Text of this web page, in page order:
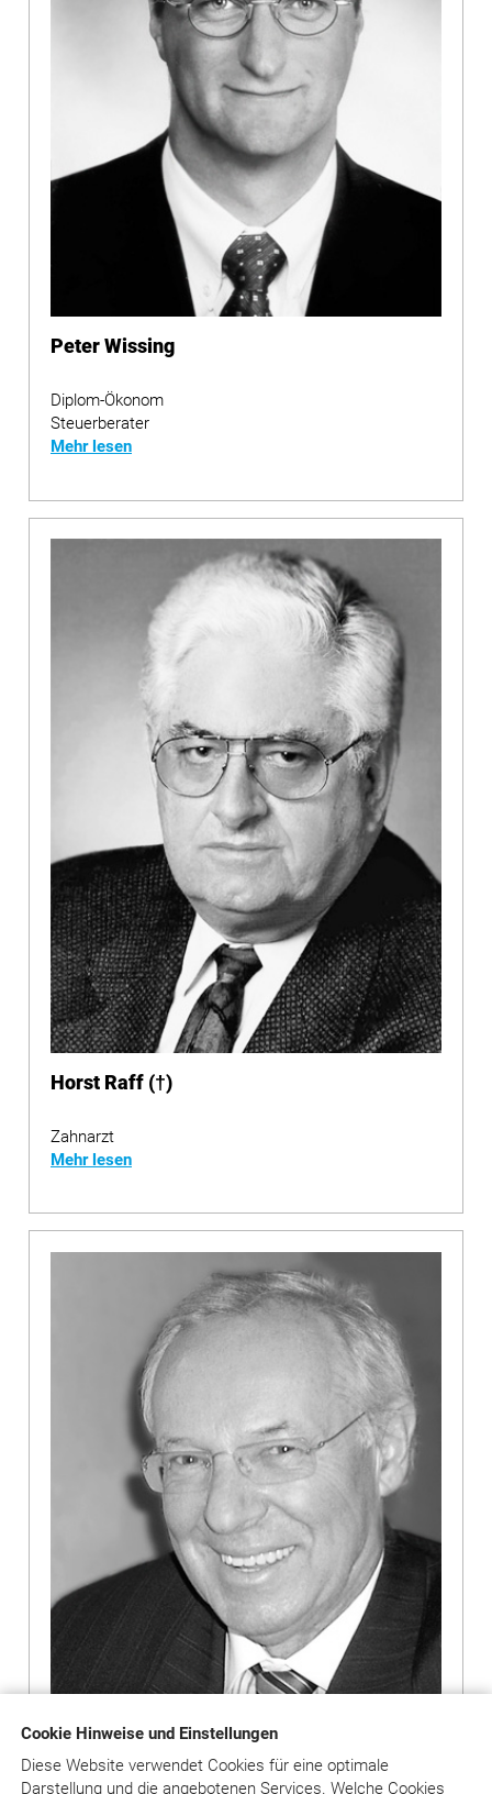
Cookie Hinweise und Einstellungen
Diese Website verwendet Cookies für eine optimale
Darstellung und die angebotenen Services. Welche Cookies
Peter Wissing
Diplom-Ökonom
Steuerberater
Mehr lesen
Horst Raff (†)
Zahnarzt
Mehr lesen